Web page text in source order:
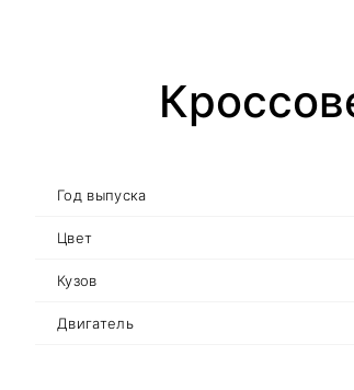
Год выпуска
Цвет
Кузов
Двигатель